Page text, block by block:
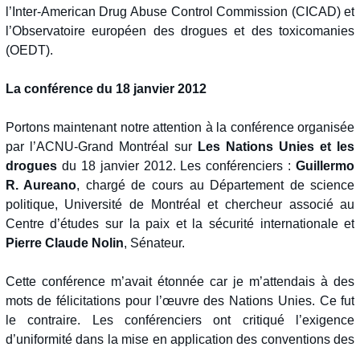
l’Inter-American Drug Abuse Control Commission (CICAD) et
l’Observatoire européen des drogues et des toxicomanies
(OEDT).
La conférence du 18 janvier 2012
Portons maintenant notre attention à la conférence organisée
par l’ACNU-Grand Montréal sur Les Nations Unies et les
droguesdu 18 janvier 2012. Les conférenciers :Guillermo
R. Aureano, chargé de cours au Département de science
politique, Université de Montréal et chercheur associé au
Centre d’études sur la paix et la sécurité internationale et
Pierre Claude Nolin, Sénateur.
Cette conférence m’avait étonnée car je m’attendais à des
mots de félicitations pour l’œuvre des Nations Unies. Ce fut
le contraire. Les conférenciers ont critiqué l’exigence
d’uniformité dans la mise en application des conventions des